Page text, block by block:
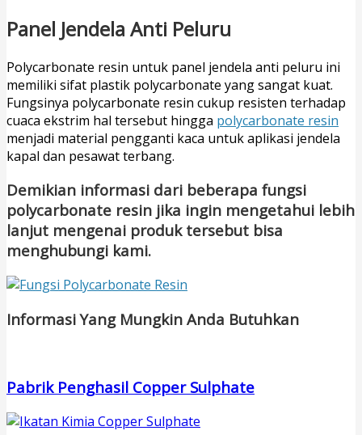
Panel Jendela Anti Peluru
Polycarbonate resin untuk panel jendela anti peluru ini
memiliki sifat plastik polycarbonate yang sangat kuat.
Fungsinya polycarbonate resin cukup resisten terhadap
cuaca ekstrim hal tersebut hingga polycarbonate resin
menjadi material pengganti kaca untuk aplikasi jendela
kapal dan pesawat terbang.
Demikian informasi dari beberapa fungsi
polycarbonate resin jika ingin mengetahui lebih
lanjut mengenai produk tersebut bisa
menghubungi kami.
Informasi Yang Mungkin Anda Butuhkan
Pabrik Penghasil Copper Sulphate